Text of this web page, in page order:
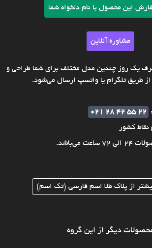
این محصول با نام دلخواه شما
مشاوره آنلاین
یک روز چندین مدل مختلف برای شما طراحی و
از طریق تلگرام یا واتسپ ارسال می‌شود.
021 28 42 55 22
نقاط کشور
می‌باشد.
از پلاک طلا اسم فارسی (تک اسم)
دیگر از این گروه